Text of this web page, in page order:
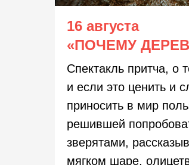
16 августа
«ПОЧЕМУ
Спектакль притча, о
и если это ценить и
приносить в мир
решившей
зверятами,
мягком шаре,